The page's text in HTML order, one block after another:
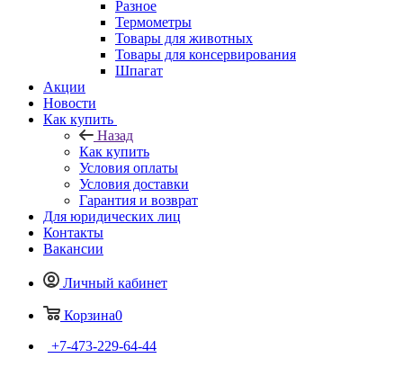
Разное
Термометры
Товары для животных
Товары для консервирования
Шпагат
Акции
Новости
Как купить
Назад
Как купить
Условия оплаты
Условия доставки
Гарантия и возврат
Для юридических лиц
Контакты
Вакансии
Личный кабинет
Корзина0
+7-473-229-64-44